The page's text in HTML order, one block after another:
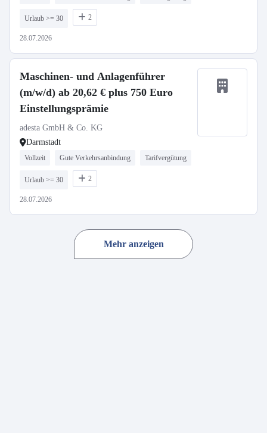
Urlaub >= 30 2
28.07.2026
Maschinen- und Anlagenführer
(m/w/d) ab 20,62 € plus 750 Euro
Einstellungsprämie
adesta GmbH & Co. KG
Darmstadt
Vollzeit Gute Verkehrsanbindung Tarifvergütung
Urlaub >= 30 2
28.07.2026
Mehr anzeigen